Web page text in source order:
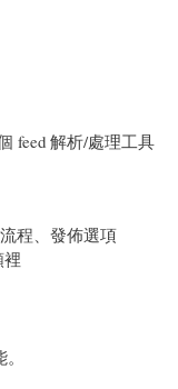
feed 解析/處理工具
程、發佈選項
裡